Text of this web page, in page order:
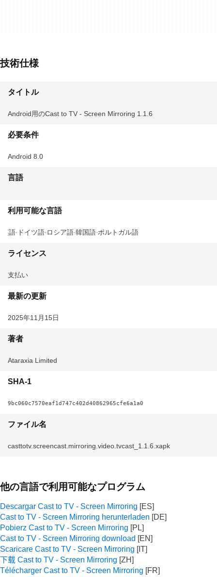
技術仕様
タイトル
Android用のCast to TV - Screen Mirroring 1.1.6
必要条件
Android 8.0
言語
利用可能な言語
英語 ドイツ語 ロシア語 韓国語 ポルトガル語
ライセンス
支払い
最新の更新
2025年11月15日
著者
Ataraxia Limited
SHA-1
9bc060c7570eaf1d747c402d40862965cfe6a1a0
ファイル名
casttotv.screencast.mirroring.video.tvcast_1.1.6.xapk
他の言語で利用可能なプログラム
Descargar Cast to TV - Screen Mirroring
Cast to TV - Screen Mirroring herunterladen
Pobierz Cast to TV - Screen Mirroring
Cast to TV - Screen Mirroring download
Scaricare Cast to TV - Screen Mirroring
下载 Cast to TV - Screen Mirroring
Télécharger Cast to TV - Screen Mirroring